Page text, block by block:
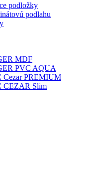
podložky
podlahu
MDF
PVC AQUA
Cezar PREMIUM
CEZAR Slim